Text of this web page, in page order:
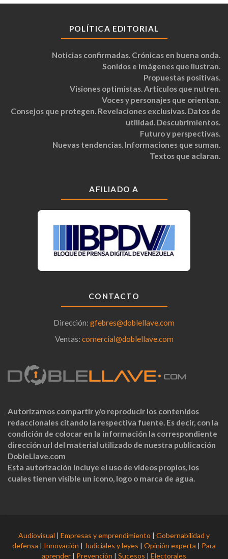
POLÍTICA EDITORIAL
Noticias confirmadas. Crónicas en buena onda.
Sonidos e imágenes que ilustran.
Propuestas positivas.
Visiones optimistas. Artículos que nutren.
Voces y personajes que orientan.
Consejos que protegen. Revelaciones exclusivas. Datos de
utilidad. Descubrimientos.
Futuro y perspectivas.
Nuevas tendencias. Informaciones que suman.
Textos que aclaran.
AFILIADO A
CONTACTO
Dirección: gfebres@doblellave.com
Ventas: comercial@doblellave.com
Autorizamos compartir y/o reproducir los contenidos
redaccionales citando la respectiva fuente. Es decir, con la
condición de colocar en la información la correspondiente
dirección url del material utilizado de nuestra publicación
DobleLlave.com
Esta autorización incluye el uso de videos propios, los
cuales tienen visible un ícono, logo o marca de agua.
Audiovisual | Empresas y emprendimiento | Gobernabilidad y
defensa | Innovación | Judiciales y leyes | Opinión experta | Para
aprender | Prevención | Sucesos | Electorales